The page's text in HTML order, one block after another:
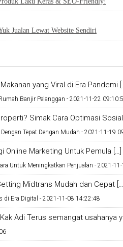
Jualan Lewat Website Sendiri
yang Viral di Era Pandemi […]
Banjir Pelanggan - 2021-11-22
Simak Cara Optimasi
Tepat Dengan Mudah - 2021-11-19
Online Marketing Untuk Pemula […]
Untuk Meningkatkan Penjualan - 2021-
Midtrans Mudah dan Cepat […]
di Era Digital - 2021-11-08 14:22:48
Adi Terus semangat usahanya